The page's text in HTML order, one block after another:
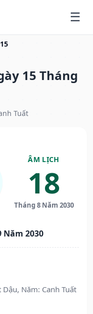
15 Tháng
Tuất
ÂM LỊCH
18
Tháng 8 Năm 2030
2030
Năm: Canh Tuất